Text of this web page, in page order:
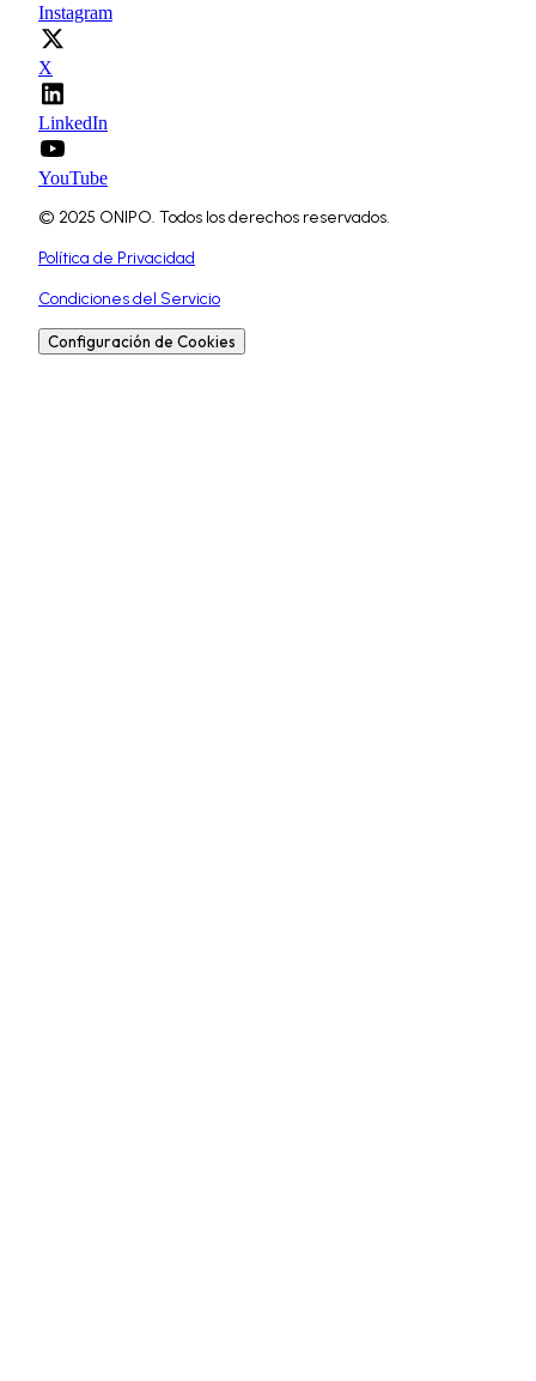
Instagram
X
LinkedIn
YouTube
© 2025 ONIPO. Todos los derechos reservados.
Política de Privacidad
Condiciones del Servicio
Configuración de Cookies